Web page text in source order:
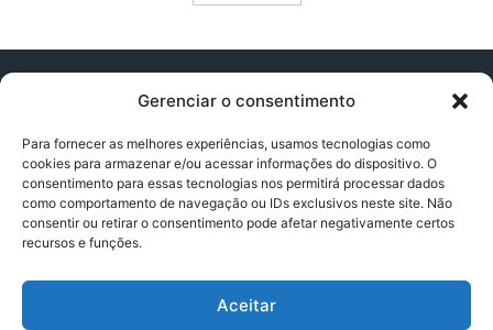
Gerenciar o consentimento
Para fornecer as melhores experiências, usamos tecnologias como
cookies para armazenar e/ou acessar informações do dispositivo. O
consentimento para essas tecnologias nos permitirá processar dados
como comportamento de navegação ou IDs exclusivos neste site. Não
consentir ou retirar o consentimento pode afetar negativamente certos
recursos e funções.
Aceitar
Contato:contatopapogeek@gmail.com
Política de Privacidade